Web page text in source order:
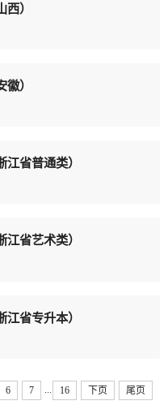
）
）
省普通类）
省艺术类）
省专升本）
6 7 16 下页 尾页